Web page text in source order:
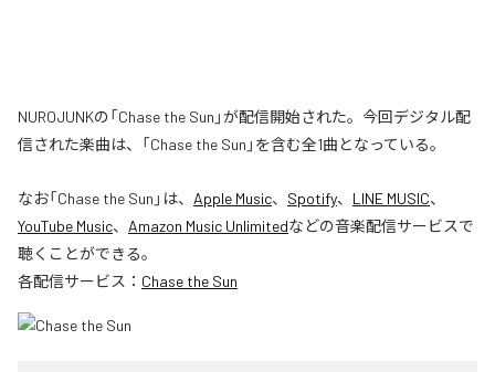
NUROJUNKの「Chase the Sun」が配信開始された。今回デジタル配
信された楽曲は、「Chase the Sun」を含む全1曲となっている。
なお「Chase the Sun 」は、 Apple Music、 Spotify、 LINE MUSIC、
YouTube Music、 Amazon Music Unlimitedなどの音楽配信サービスで
聴くことができる。
各配信サービス： Chase the Sun